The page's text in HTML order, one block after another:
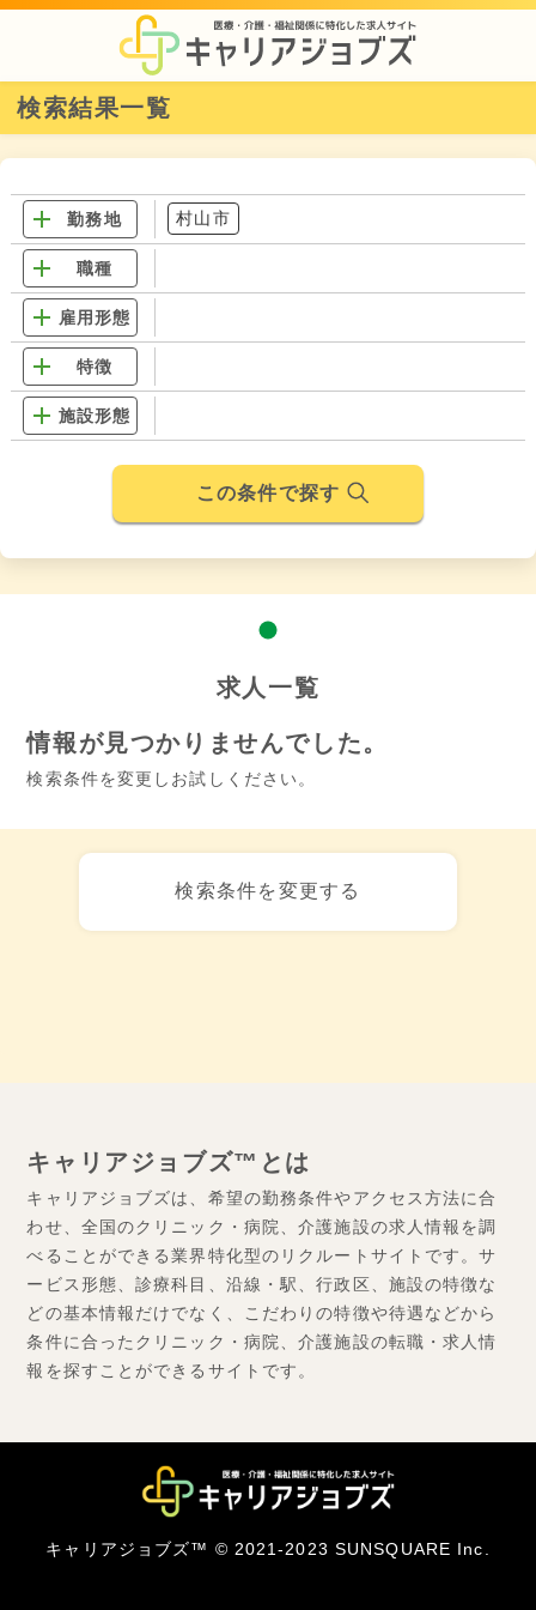
検索結果一覧
勤務地 村山市
職種
雇用形態
特徴
施設形態
この条件で探す
求人一覧
情報が見つかりませんでした。
検索条件を変更しお試しください。
検索条件を変更する
キャリアジョブズ™とは
キャリアジョブズは、希望の勤務条件やアクセス方法に合
わせ、全国のクリニック・病院、介護施設の求人情報を調
べることができる業界特化型のリクルートサイトです。サ
ービス形態、診療科目、沿線・駅、行政区、施設の特徴な
どの基本情報だけでなく、こだわりの特徴や待遇などから
条件に合ったクリニック・病院、介護施設の転職・求人情
報を探すことができるサイトです。
キャリアジョブズ™ © 2021-2023 SUNSQUARE Inc.